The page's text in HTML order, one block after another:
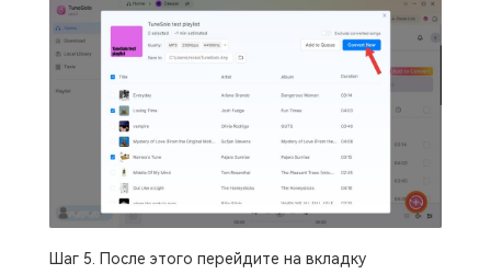
Шаг 5. После этого перейдите на вкладку